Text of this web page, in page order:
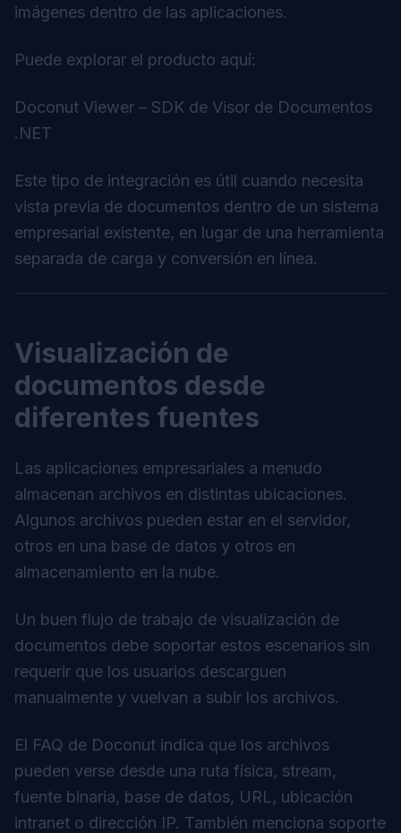
imágenes dentro de las aplicaciones.
Puede explorar el producto aquí:
Doconut Viewer – SDK de Visor de Documentos
.NET
Este tipo de integración es útil cuando necesita
vista previa de documentos dentro de un sistema
empresarial existente, en lugar de una herramienta
separada de carga y conversión en línea.
Visualización de
documentos desde
diferentes fuentes
Las aplicaciones empresariales a menudo
almacenan archivos en distintas ubicaciones.
Algunos archivos pueden estar en el servidor,
otros en una base de datos y otros en
almacenamiento en la nube.
Un buen flujo de trabajo de visualización de
documentos debe soportar estos escenarios sin
requerir que los usuarios descarguen
manualmente y vuelvan a subir los archivos.
El FAQ de Doconut indica que los archivos
pueden verse desde una ruta física, stream,
fuente binaria, base de datos, URL, ubicación
intranet o dirección IP. También menciona soporte